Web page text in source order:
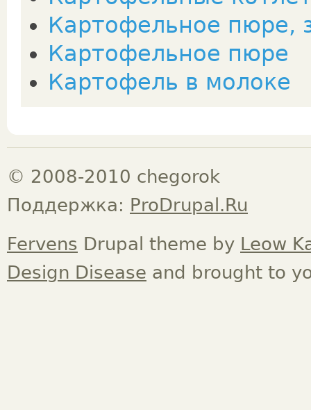
Картофельное пюре,
Картофельное пюре
Картофель в молоке
© 2008-2010 chegorok
Поддержка: ProDrupal.Ru
Fervens Drupal theme by Leow
Design Disease and brought to